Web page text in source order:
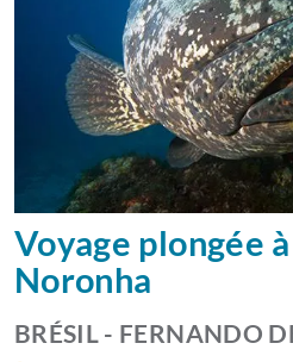
Voyage plongée
Noronha
BRÉSIL - FERNANDO